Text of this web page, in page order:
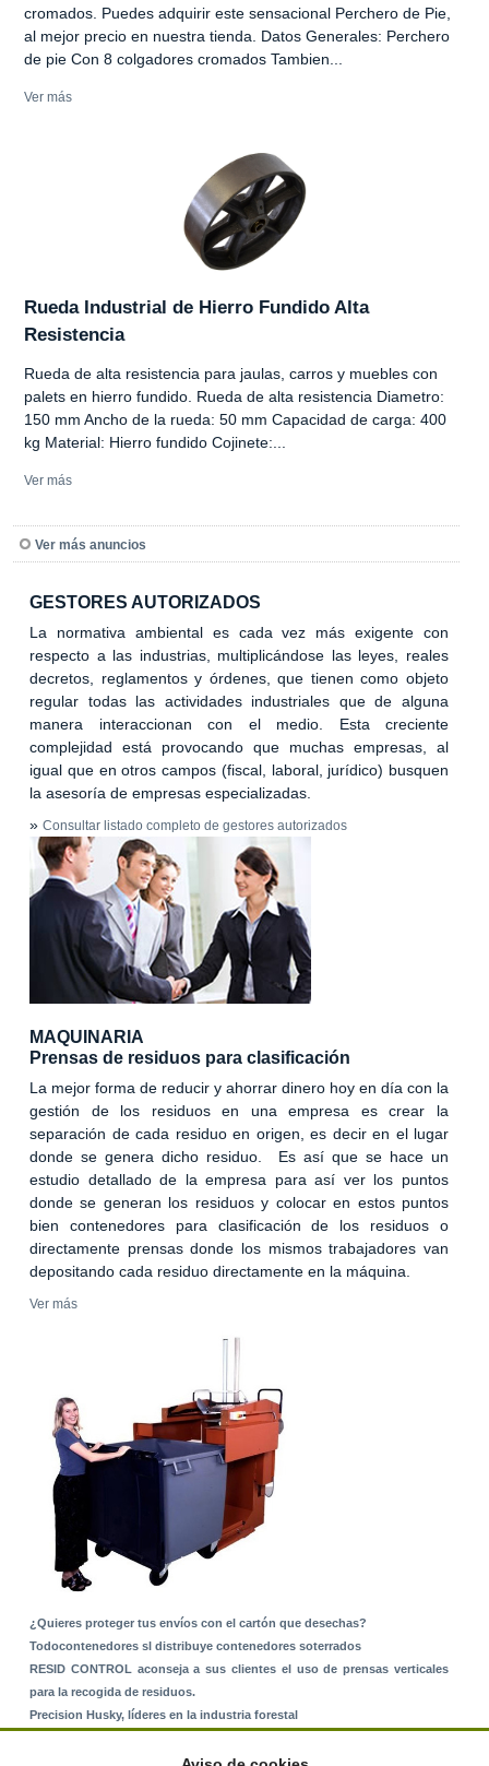
cromados. Puedes adquirir este sensacional Perchero de Pie,
al mejor precio en nuestra tienda. Datos Generales: Perchero
de pie Con 8 colgadores cromados Tambien...
Ver más
Rueda Industrial de Hierro Fundido Alta
Resistencia
Rueda de alta resistencia para jaulas, carros y muebles con
palets en hierro fundido. Rueda de alta resistencia Diametro:
150 mm Ancho de la rueda: 50 mm Capacidad de carga: 400
kg Material: Hierro fundido Cojinete:...
Ver más
Ver más anuncios
GESTORES AUTORIZADOS
La normativa ambiental es cada vez más exigente con
respecto a las industrias, multiplicándose las leyes, reales
decretos, reglamentos y órdenes, que tienen como objeto
regular todas las actividades industriales que de alguna
manera interaccionan con el medio. Esta creciente
complejidad está provocando que muchas empresas, al
igual que en otros campos (fiscal, laboral, jurídico) busquen
la asesoría de empresas especializadas.
» Consultar listado completo de gestores autorizados
MAQUINARIA
Prensas de residuos para clasificación
La mejor forma de reducir y ahorrar dinero hoy en día con la
gestión de los residuos en una empresa es crear la
separación de cada residuo en origen, es decir en el lugar
donde se genera dicho residuo. Es así que se hace un
estudio detallado de la empresa para así ver los puntos
donde se generan los residuos y colocar en estos puntos
bien contenedores para clasificación de los residuos o
directamente prensas donde los mismos trabajadores van
depositando cada residuo directamente en la máquina.
Ver más
¿Quieres proteger tus envíos con el cartón que desechas?
Todocontenedores sl distribuye contenedores soterrados
RESID CONTROL aconseja a sus clientes el uso de prensas verticales
para la recogida de residuos.
Precision Husky, líderes en la industria forestal